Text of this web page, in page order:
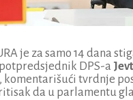
je za samo 14 dana
DPS-a
tvrdnje
da u parlamentu